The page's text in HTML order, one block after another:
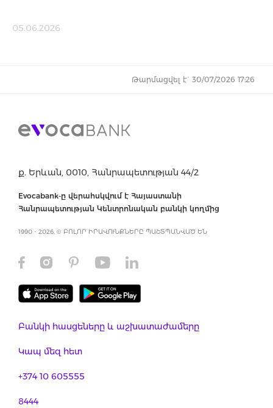
05.06.2026
Թարմացվել է` 30/07/2026 17:26
ք. Երևան, 0010, Հանրապետության 44/2
Evocabank-ը վերահսկվում է Հայաստանի
Հանրապետության Կենտրոնական բանկի կողմից
1990 - 2026, © ԲՈԼՈՐ ԻՐԱՎՈՒՆՔՆԵՐԸ ՊԱՇՏՊԱՆՎԱԾ ԵՆ
Բանկի հասցեները և աշխատաժամերը
Կապ մեզ հետ
+374 10 605555
8444